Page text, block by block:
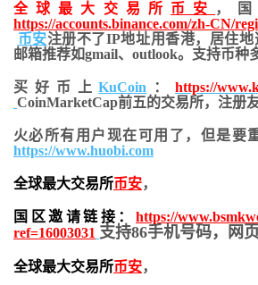
全球最大交易所 币安
，
https://accounts.binance.com/zh-CN/
币安注册不了IP地址用香港，居住地
邮箱推荐如gmail、outlook。支持币种
买好币上KuCoin ：https://
CoinMarketCap前五的交易所，注册
火必所有用户现在可用了，但是要
https://www.huobi.com
全球最大交易所币安，
国区邀请链接： https://
ref=16003031 支持86手机号码，网
全球最大交易所币安，